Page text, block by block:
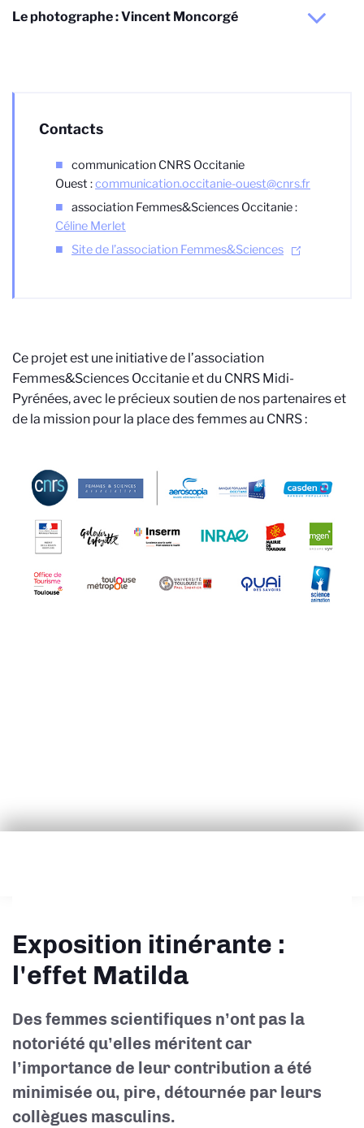
Le photographe : Vincent Moncorgé
Contacts
communication CNRS Occitanie
Ouest :communication.occitanie-ouest@cnrs.fr
association Femmes&Sciences Occitanie :
Céline Merlet
Site de l’association Femmes&Sciences
Ce projet est une initiative de l’association
Femmes&Sciences Occitanie et du CNRS Midi-
Pyrénées, avec le précieux soutien de nos partenaires et
de la mission pour la place des femmes au CNRS :
Exposition itinérante :
l'effet Matilda
Des femmes scientifiques n’ont pas la
notoriété qu’elles méritent car
l’importance de leur contribution a été
minimisée ou, pire, détournée par leurs
collègues masculins.